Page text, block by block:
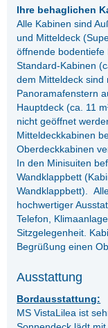
Ihre behaglichen
Alle Kabinen sind
und Mitteldeck
öffnende
Standard-Kabinen
dem Mitteldeck sind
Panoramafenstern
Hauptdeck (ca. 11
nicht geöffnet
Mitteldeckkabinen
Oberdeckkabinen
In den Minisuiten
Wandklappbett
Wandklappbett).
hochwertiger
Telefon,
Sitzgelegenheit.
Begrüßung einen
Ausstattung
Bordausstattung:
MS VistaLilea ist